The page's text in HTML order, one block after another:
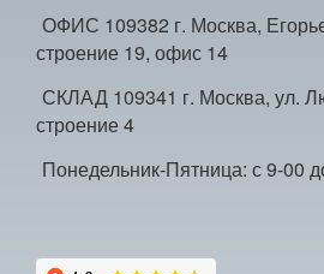
ОФИС 109382 г. Москва,
строение 19, офис 14
СКЛАД 109341 г. Москва, ул.
строение 4
Понедельник-Пятница: с 9-00